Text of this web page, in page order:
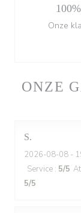
ONZE
S
2026-08-08 -
Service : 5/5
5/5
Onze